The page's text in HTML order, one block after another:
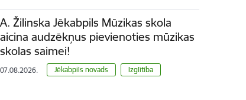
A. Žilinska Jēkabpils Mūzikas skola
aicina audzēkņus pievienoties mūzikas
skolas saimei!
07.08.2026. Jēkabpils novads Izglītība